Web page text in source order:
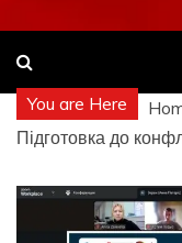
You are Here
Підготовка до